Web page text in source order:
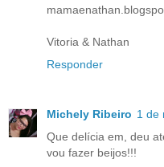
Vitoria & Nathan
Responder
Michely Ribeiro 1 de
Que delícia em, deu
vou fazer beijos!!!